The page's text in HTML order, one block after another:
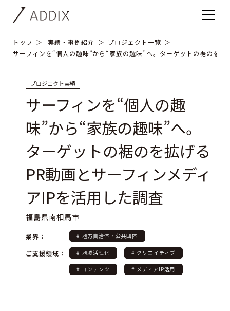
トップ 実績・事例紹介
プロジェクト一覧
サーフィンを“個人の趣味”から“家族の趣味”へ。ターゲットの裾のを
プロジェクト実績
サーフィンを“個人の趣
味”から“家族の趣味”へ。
ターゲットの裾のを拡げる
PR動画とサーフィンメディ
アIPを活用した調査
福島県南相馬市
業界： # 地方自治体・公共団体
ご支援領域： # 地域活性化 # クリエイティブ
# コンテンツ # メディアIP活用